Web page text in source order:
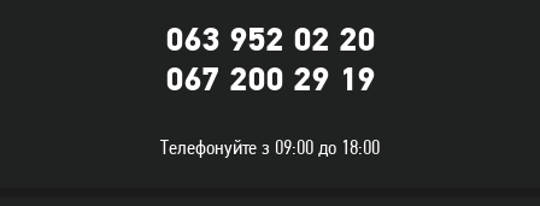
063 952 02 20
067 200 29 19
Телефонуйте з 09:00 до 18:00